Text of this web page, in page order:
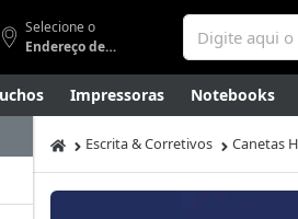
Selecione o
Endereço de entrega
Impressoras Notebooks
Artes Gamers
Escrita & Corretivos Canetas